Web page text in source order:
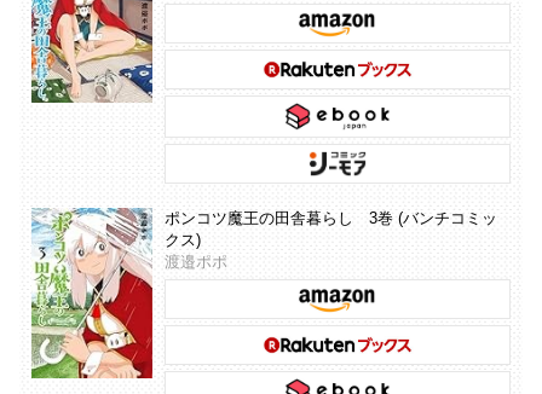
ポンコツ魔王の田舎暮らし 3巻 (バンチコミッ
クス)
渡邉ポポ